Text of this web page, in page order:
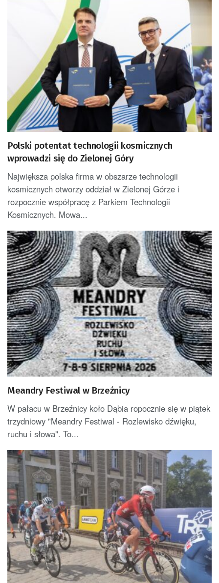
Polski potentat technologii kosmicznych
wprowadzi się do Zielonej Góry
Największa polska firma w obszarze technologii
kosmicznych otworzy oddział w Zielonej Górze i
rozpocznie współpracę z Parkiem Technologii
Kosmicznych. Mowa...
Meandry Festiwal w Brzeźnicy
W pałacu w Brzeźnicy koło Dąbia ropocznie się w piątek
trzydniowy "Meandry Festiwal - Rozlewisko dźwięku,
ruchu i słowa". To...